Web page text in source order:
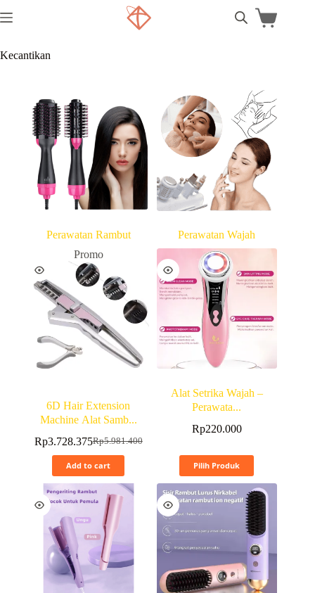
Kecantikan
Perawatan Rambut
Perawatan Wajah
Promo
6D Hair Extension
Machine Alat Samb...
Rp5.981.400
Rp3.728.375
Add to cart
Alat Setrika Wajah –
Perawata...
Rp220.000
Pilih Produk